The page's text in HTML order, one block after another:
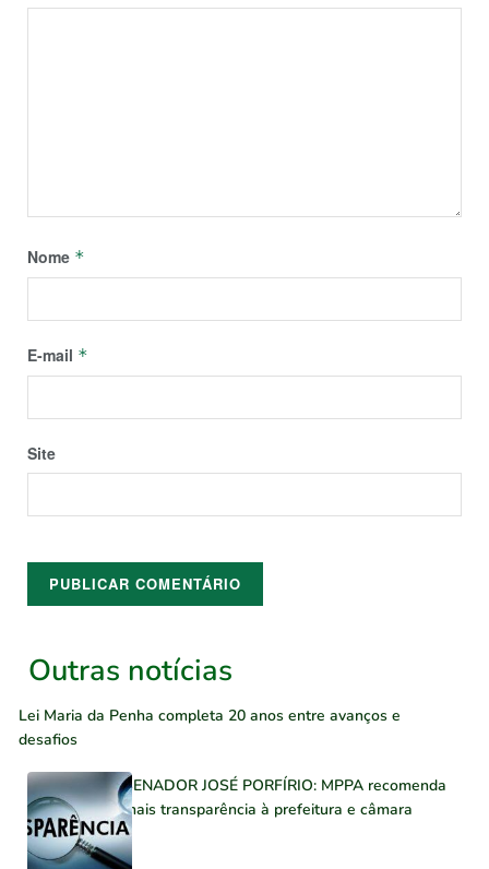
Nome *
E-mail *
Site
Outras notícias
Lei Maria da Penha completa 20 anos entre avanços e
desafios
SENADOR JOSÉ PORFÍRIO: MPPA recomenda
mais transparência à prefeitura e câmara